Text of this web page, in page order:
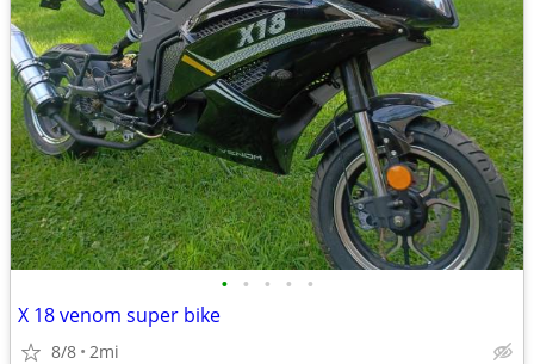
• • • • •
X 18 venom super bike
8/8 2mi